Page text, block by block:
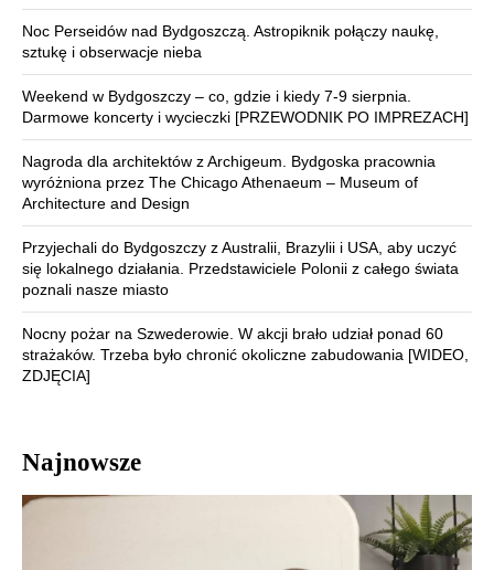
Noc Perseidów nad Bydgoszczą. Astropiknik połączy naukę,
sztukę i obserwacje nieba
Weekend w Bydgoszczy – co, gdzie i kiedy 7-9 sierpnia.
Darmowe koncerty i wycieczki [PRZEWODNIK PO IMPREZACH]
Nagroda dla architektów z Archigeum. Bydgoska pracownia
wyróżniona przez The Chicago Athenaeum – Museum of
Architecture and Design
Przyjechali do Bydgoszczy z Australii, Brazylii i USA, aby uczyć
się lokalnego działania. Przedstawiciele Polonii z całego świata
poznali nasze miasto
Nocny pożar na Szwederowie. W akcji brało udział ponad 60
strażaków. Trzeba było chronić okoliczne zabudowania [WIDEO,
ZDJĘCIA]
Najnowsze